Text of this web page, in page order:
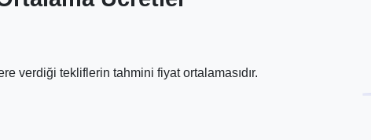
verdiği tekliflerin tahmini fiyat ortalamasıdır.